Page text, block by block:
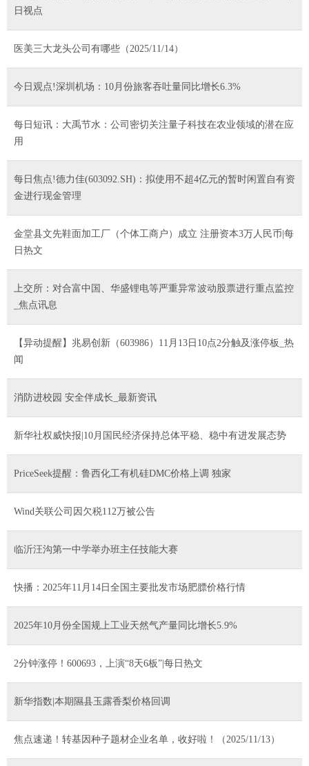
日视点
医美三大龙头公司有哪些（2025/11/14）
今日观点!深圳机场：10月份旅客吞吐量同比增长6.3%
每日短讯：大禹节水：公司密切关注量子科技在农业领域的潜在应
用
每日焦点!德力佳(603092.SH)：拟使用不超4亿元的暂时闲置自有资
金进行现金管理
金堂县文先鞋面加工厂（个体工商户）成立 注册资本3万人民币|每
日热文
上交所：对合富中国、华盛锂电等严重异常波动股票进行重点监控
_焦点讯息
【异动提醒】兆易创新（603986）11月13日10点2分触及涨停板_热
闻
消防进校园 安全伴成长_最新资讯
新华社权威快报|10月国民经济保持总体平稳、稳中有进发展态势
PriceSeek提醒：鲁西化工有机硅DMC价格上调 独家
Wind关联公司因欠税112万被公告
临沂汪沟第一中学举办班主任技能大赛
快播：2025年11月14日全国主要批发市场肥膘价格行情
2025年10月份全国规上工业天然气产量同比增长5.9%
2分钟涨停！600693，上演“8天6板”|每日热文
新华指数|本期隰县玉露香梨价格回调
焦点速递！转基因种子题材企业名单，收好啦！（2025/11/13）